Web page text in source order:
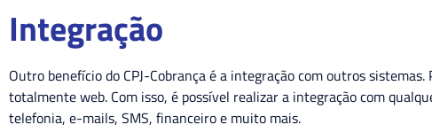
Integração
Outro benefício do CPJ-Cobrança é a integração com outros
totalmente web. Com isso, é possível realizar a integração com
telefonia, e-mails, SMS, financeiro e muito mais.